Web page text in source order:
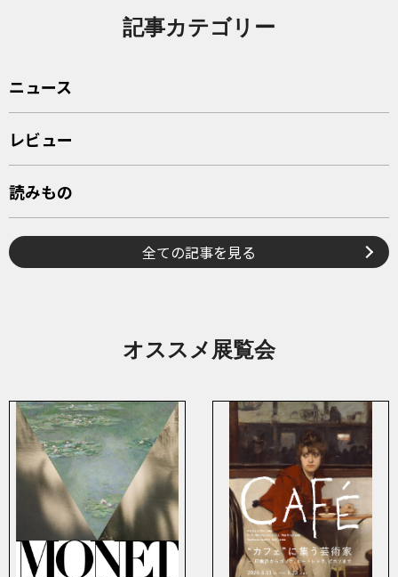
記事カテゴリー
ニュース
レビュー
読みもの
全ての記事を見る
オススメ展覧会